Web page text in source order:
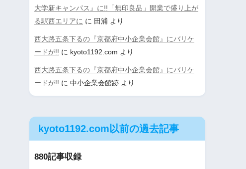
大学新キャンパス』に!!「無印良品」開業で盛り上が
る駅西エリアに に 田浦 より
西大路五条下るの『京都府中小企業会館』にバリケ
ードが!! に kyoto1192.com より
西大路五条下るの『京都府中小企業会館』にバリケ
ードが!! に 中小企業会館跡 より
kyoto1192.com以前の過去記事
880記事収録